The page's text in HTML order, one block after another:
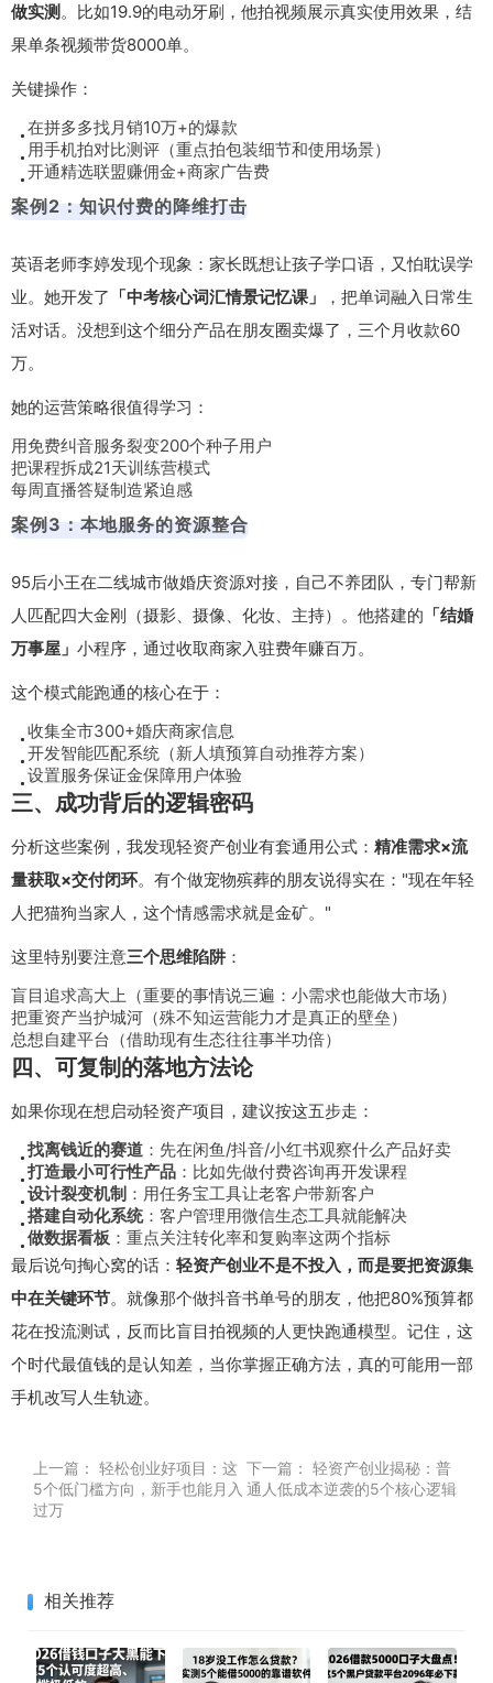
做实测。比如19.9的电动牙刷，他拍视频展示真实使用效果，结
果单条视频带货8000单。
关键操作：
在拼多多找月销10万+的爆款
用手机拍对比测评（重点拍包装细节和使用场景）
开通精选联盟赚佣金+商家广告费
案例2：知识付费的降维打击
英语老师李婷发现个现象：家长既想让孩子学口语，又怕耽误学
业。她开发了 「中考核心词汇情景记忆课」
，把单词融入日常生
活对话。没想到这个细分产品在朋友圈卖爆了，三个月收款60
万。
她的运营策略很值得学习：
用免费纠音服务裂变200个种子用户
把课程拆成21天训练营模式
每周直播答疑制造紧迫感
案例3：本地服务的资源整合
95后小王在二线城市做婚庆资源对接，自己不养团队，专门帮新
人匹配四大金刚（摄影、摄像、化妆、主持）。他搭建的 「结婚
万事屋」 小程序，通过收取商家入驻费年赚百万。
这个模式能跑通的核心在于：
收集全市300+婚庆商家信息
开发智能匹配系统（新人填预算自动推荐方案）
设置服务保证金保障用户体验
三、成功背后的逻辑密码
分析这些案例，我发现轻资产创业有套通用公式： 精准需求×流
量获取×交付闭环。有个做宠物殡葬的朋友说得实在："现在年轻
人把猫狗当家人，这个情感需求就是金矿。"
这里特别要注意三个思维陷阱 ：
盲目追求高大上（重要的事情说三遍：小需求也能做大市场）
把重资产当护城河（殊不知运营能力才是真正的壁垒）
总想自建平台（借助现有生态往往事半功倍）
四、可复制的落地方法论
如果你现在想启动轻资产项目，建议按这五步走：
找离钱近的赛道 ：先在闲鱼/抖音/小红书观察什么产品好卖
打造最小可行性产品 ：比如先做付费咨询再开发课程
设计裂变机制 ：用任务宝工具让老客户带新客户
搭建自动化系统：客户管理用微信生态工具就能解决
做数据看板 ：重点关注转化率和复购率这两个指标
最后说句掏心窝的话： 轻资产创业不是不投入，而是要把资源集
中在关键环节。就像那个做抖音书单号的朋友，他把80%预算都
花在投流测试，反而比盲目拍视频的人更快跑通模型。记住，这
个时代最值钱的是认知差，当你掌握正确方法，真的可能用一部
手机改写人生轨迹。
上一篇： 轻松创业好项目：这
5个低门槛方向，新手也能月入
过万
下一篇： 轻资产创业揭秘：普
通人低成本逆袭的5个核心逻辑
相关推荐